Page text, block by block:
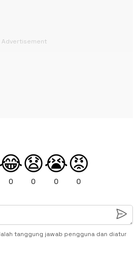
😂
0
😧
0
😭
0
😡
0
tanggung jawab pengguna dan diatur